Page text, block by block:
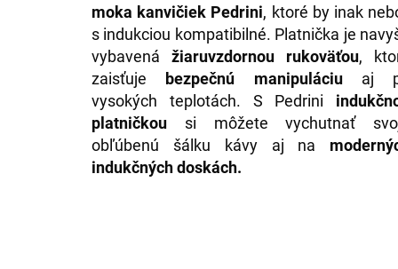
moka kanvičiek Pedrini, ktoré by inak
s indukciou kompatibilné. Platnička je
vybavenážiaruvzdornou rukoväťou,
zaisťuje bezpečnú manipuláciuaj
vysokých teplotách. S Pedrini
platničkou si môžete vychutnať
obľúbenú šálku kávy aj na
indukčných doskách.